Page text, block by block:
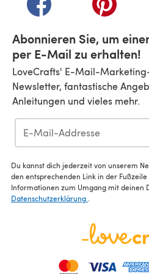
Abonnieren Sie, um
per E-Mail zu erhalten!
LoveCrafts' E-Mail-
Newsletter, fantastische
Anleitungen und vieles mehr.
Du kannst dich jederzeit von unserem
den entsprechenden Link in der
Informationen zum Umgang mit deinen
Datenschutzerklärung